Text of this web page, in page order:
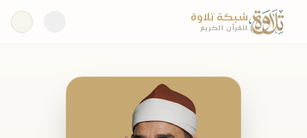
شبكة تلاوة
للقرآن الكريم